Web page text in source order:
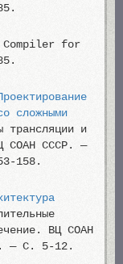
Compiler for
сложными
трансляции и
СОАН СССР. —
158.
ВЦ СОАН
— С. 5-12.